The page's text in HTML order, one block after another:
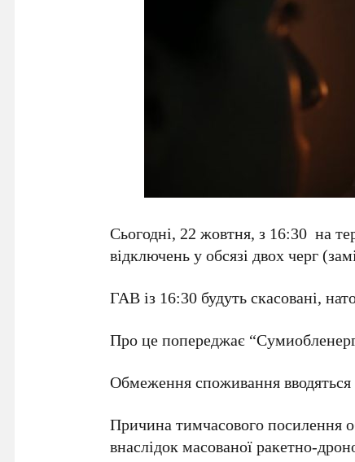
Сьогодні, 22 жовтня, з 16:30 на
відключень у обсязі двох черг
ГАВ із 16:30 будуть скасовані,
Про це попереджає
Обмеження споживання
Причина тимчасового посилення
внаслідок масованої ракетно-